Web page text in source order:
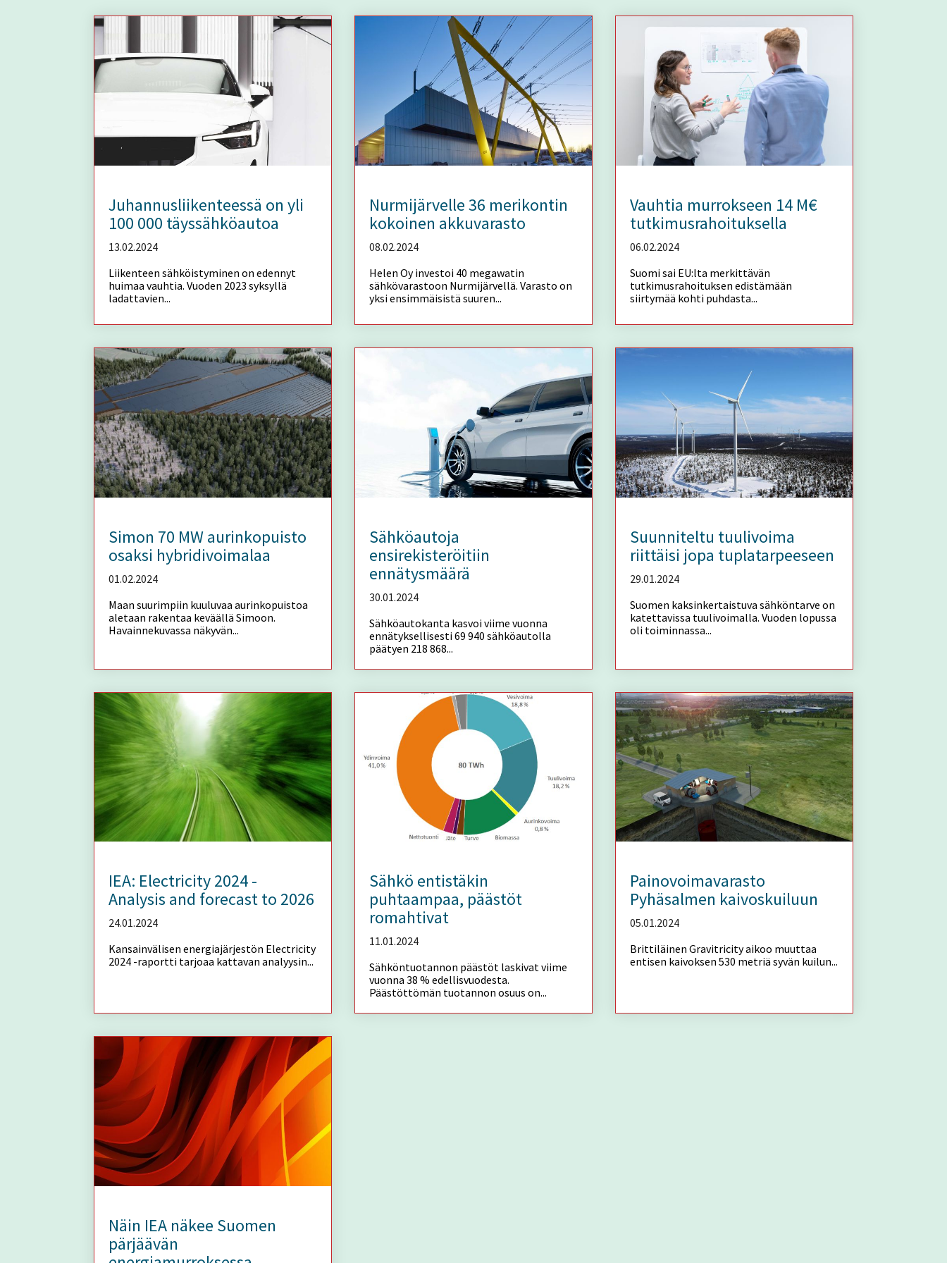
Juhannusliikenteessä on yli
100 000 täyssähköautoa
13.02.2024
Liikenteen sähköistyminen on edennyt
huimaa vauhtia. Vuoden 2023 syksyllä
ladattavien...
Nurmijärvelle 36 merikontin
kokoinen akkuvarasto
08.02.2024
Helen Oy investoi 40 megawatin
sähkövarastoon Nurmijärvellä. Varasto on
yksi ensimmäisistä suuren...
Vauhtia murrokseen 14 M€
tutkimusrahoituksella
06.02.2024
Suomi sai EU:lta merkittävän
tutkimusrahoituksen edistämään
siirtymää kohti puhdasta...
Simon 70 MW aurinkopuisto
osaksi hybridivoimalaa
01.02.2024
Maan suurimpiin kuuluvaa aurinkopuistoa
aletaan rakentaa keväällä Simoon.
Havainnekuvassa näkyvän...
Sähköautoja
ensirekisteröitiin
ennätysmäärä
30.01.2024
Sähköautokanta kasvoi viime vuonna
ennätyksellisesti 69 940 sähköautolla
päätyen 218 868...
Suunniteltu tuulivoima
riittäisi jopa tuplatarpeeseen
29.01.2024
Suomen kaksinkertaistuva sähköntarve on
katettavissa tuulivoimalla. Vuoden lopussa
oli toiminnassa...
IEA: Electricity 2024 -
Analysis and forecast to 2026
24.01.2024
Kansainvälisen energiajärjestön Electricity
2024 -raportti tarjoaa kattavan analyysin...
Sähkö entistäkin
puhtaampaa, päästöt
romahtivat
11.01.2024
Sähköntuotannon päästöt laskivat viime
vuonna 38 % edellisvuodesta.
Päästöttömän tuotannon osuus on...
Painovoimavarasto
Pyhäsalmen kaivoskuiluun
05.01.2024
Brittiläinen Gravitricity aikoo muuttaa
entisen kaivoksen 530 metriä syvän kuilun...
Näin IEA näkee Suomen
pärjäävän